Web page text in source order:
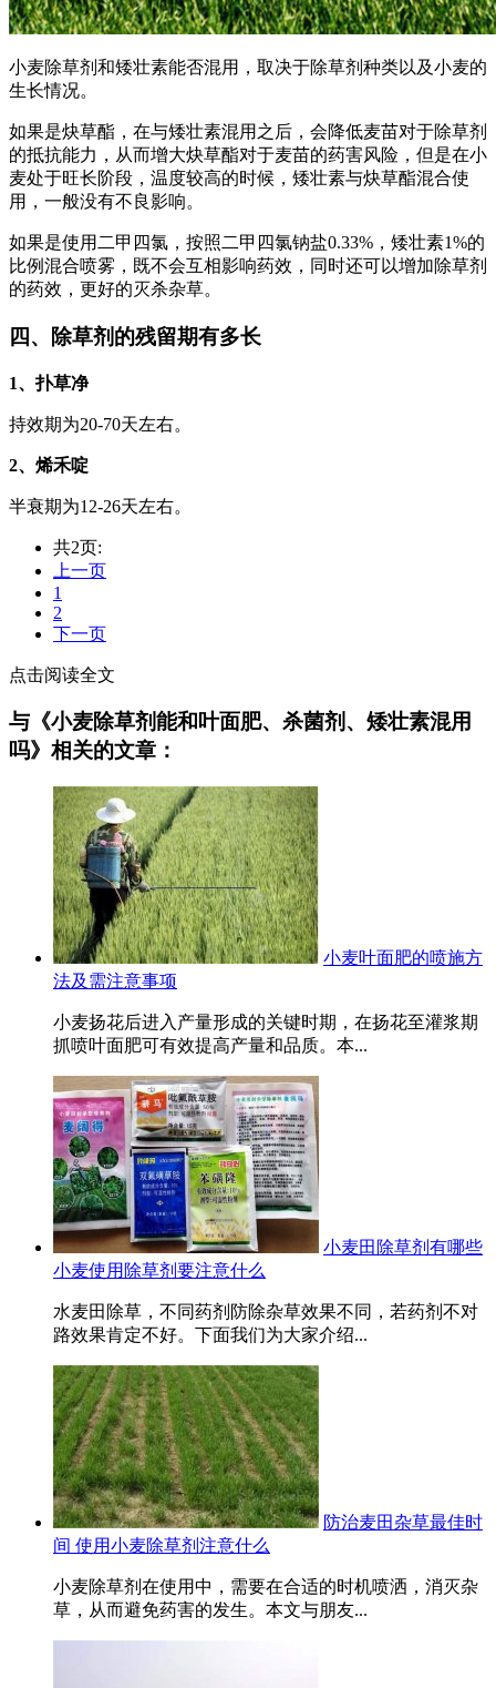
小麦除草剂和矮壮素能否混用，取决于除草剂种类以及小麦的
生长情况。
如果是炔草酯，在与矮壮素混用之后，会降低麦苗对于除草剂
的抵抗能力，从而增大炔草酯对于麦苗的药害风险，但是在小
麦处于旺长阶段，温度较高的时候，矮壮素与炔草酯混合使
用，一般没有不良影响。
如果是使用二甲四氯，按照二甲四氯钠盐0.33%，矮壮素1%的
比例混合喷雾，既不会互相影响药效，同时还可以增加除草剂
的药效，更好的灭杀杂草。
四、除草剂的残留期有多长
1、扑草净
持效期为20-70天左右。
2、烯禾啶
半衰期为12-26天左右。
共2页:
上一页
1
2
下一页
点击阅读全文
与《小麦除草剂能和叶面肥、杀菌剂、矮壮素混用
吗》相关的文章：
小麦叶面肥的喷施方
法及需注意事项
小麦扬花后进入产量形成的关键时期，在扬花至灌浆期
抓喷叶面肥可有效提高产量和品质。本...
小麦田除草剂有哪些
小麦使用除草剂要注意什么
水麦田除草，不同药剂防除杂草效果不同，若药剂不对
路效果肯定不好。下面我们为大家介绍...
防治麦田杂草最佳时
间 使用小麦除草剂注意什么
小麦除草剂在使用中，需要在合适的时机喷洒，消灭杂
草，从而避免药害的发生。本文与朋友...